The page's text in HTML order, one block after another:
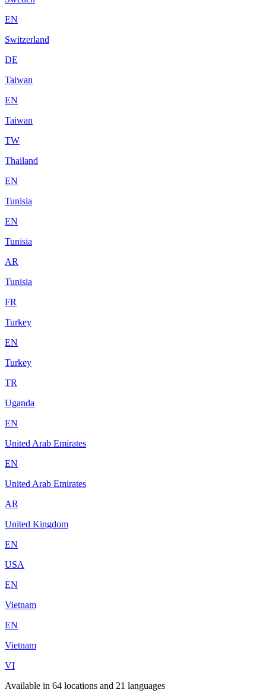
EN
Switzerland
DE
Taiwan
EN
Taiwan
TW
Thailand
EN
Tunisia
EN
Tunisia
AR
Tunisia
FR
Turkey
EN
Turkey
TR
Uganda
EN
United Arab Emirates
EN
United Arab Emirates
AR
United Kingdom
EN
USA
EN
Vietnam
EN
Vietnam
VI
Available in 64 locations and 21 languages